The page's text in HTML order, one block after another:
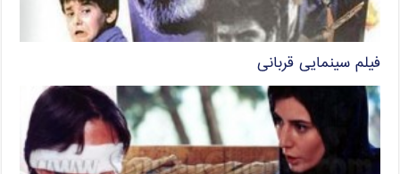
فیلم سینمایی قربانی